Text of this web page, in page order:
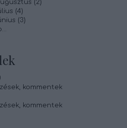
(2)
(4)
(3)
...
, kommentek
, kommentek